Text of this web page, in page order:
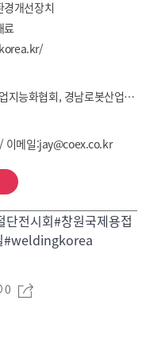
개선장치
료
창원컨벤션센터, 한국산업지능화협회, 경남로봇산업협회, 강구조정보
이메일:jay@coex.co.kr
전시회#창원국제용접
#weldingkorea
0